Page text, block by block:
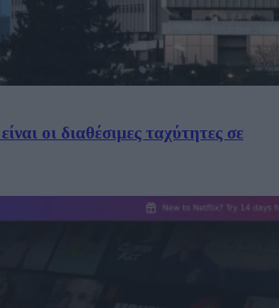
οι διαθέσιμες ταχύτητες σε